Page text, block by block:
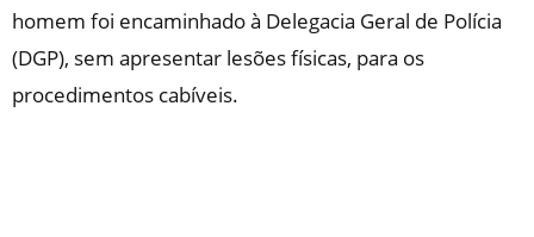
homem foi encaminhado à Delegacia Geral de Polícia
(DGP), sem apresentar lesões físicas, para os
procedimentos cabíveis.